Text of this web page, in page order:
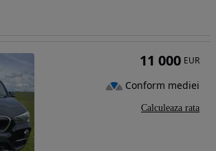
11 000 EUR
Conform mediei
Calculeaza rata